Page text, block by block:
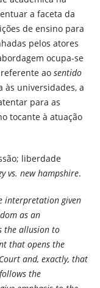
a faceta da
de ensino para
pelos atores
ocupa-se
ao sentido
universidades, a
para as
tocante à atuação
liberdade
vs. new hampshire.
interpretation given
as an
the allusion to
that opens the
and, exactly, that
the